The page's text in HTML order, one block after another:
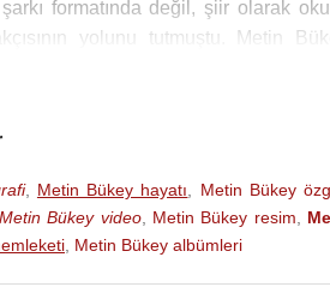
formatında değil, şiir olarak
yolunu tutmuştu. Metin
ilk uygun isim, o dönemde
umdukları ilgiyi bulamamış, büyük
kara düşünürken,
Vasfi Uçaroğlu
Akgürgenakıllarına geldi.
Alpaysözlerini yazdığı "
, Metin Bükey hayatı Metin Bükey
Metin Bükey video, Metin Bükey resim
Metin Bükey albümleri